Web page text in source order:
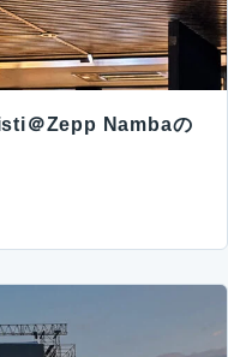
＠Zepp Nambaの